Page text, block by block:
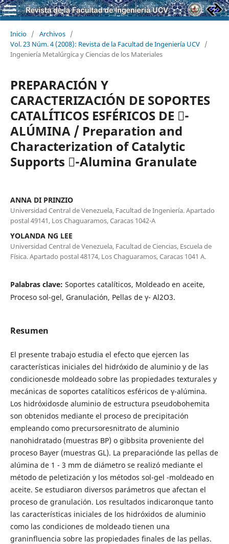
Inicio / Archivos /
Vol. 23 Núm. 4 (2008): Revista de la Facultad de Ingeniería UCV /
Ingeniería Metalúrgica y Ciencias de los Materiales
PREPARACIÓN Y
CARACTERIZACIÓN DE SOPORTES
CATALÍTICOS ESFÉRICOS DE -
ALÚMINA / Preparation and
Characterization of Catalytic
Supports -Alumina Granulate
ANNA DI PRINZIO
Universidad Central de Venezuela, Facultad de Ingeniería. Apartado
postal 49141, Los Chaguaramos, Caracas 1042-A
YOLANDA NG LEE
Universidad Central de Venezuela, Facultad de Ciencias, Escuela de
Física. Apartado postal 48174, Los Chaguaramos, Caracas 1041 A.
Palabras clave: Soportes catalíticos, Moldeado en aceite,
Proceso sol-gel, Granulación, Pellas de γ- Al2O3.
Resumen
El presente trabajo estudia el efecto que ejercen las
características iniciales del hidróxido de aluminio y de las
condicionesde moldeado sobre las propiedades texturales y
mecánicas de soportes catalíticos esféricos de γ-alúmina.
Los hidróxidosde aluminio de estructura pseudobohemita
son obtenidos mediante el proceso de precipitación
empleando como precursoresnitrato de aluminio
nanohidratado (muestras BP) o gibbsita proveniente del
proceso Bayer (muestras GL). La preparaciónde las pellas de
alúmina de 1 - 3 mm de diámetro se realizó mediante el
método de peletización y los métodos sol-gel -moldeado en
aceite. Se estudiaron diversos parámetros que afectan el
proceso de granulación. Los resultados indicaronque tanto
las características iniciales de los hidróxidos de aluminio
como las condiciones de moldeado tienen una
graninfluencia sobre las propiedades finales de las pellas.